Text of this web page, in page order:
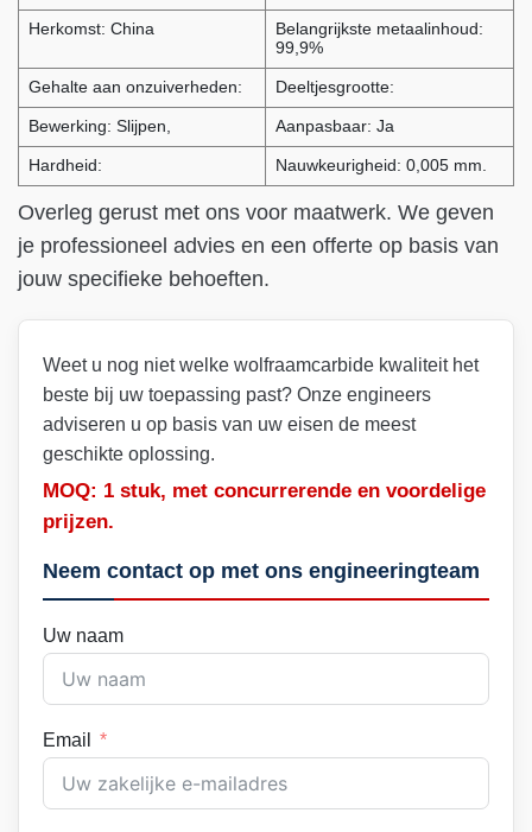
Herkomst: China
Belangrijkste metaalinhoud:
99,9%
Gehalte aan onzuiverheden: Deeltjesgrootte:
Bewerking: Slijpen, Aanpasbaar: Ja
Hardheid: Nauwkeurigheid: 0,005 mm.
Overleg gerust met ons voor maatwerk. We geven
je professioneel advies en een offerte op basis van
jouw specifieke behoeften.
Weet u nog niet welke wolfraamcarbide kwaliteit het
beste bij uw toepassing past? Onze engineers
adviseren u op basis van uw eisen de meest
geschikte oplossing.
MOQ: 1 stuk, met concurrerende en voordelige
prijzen.
Neem contact op met ons engineeringteam
Uw naam
Email